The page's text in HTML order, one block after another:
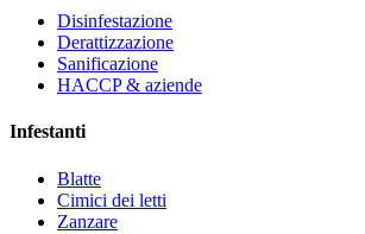
Disinfestazione
Derattizzazione
Sanificazione
HACCP & aziende
Infestanti
Blatte
Cimici dei letti
Zanzare